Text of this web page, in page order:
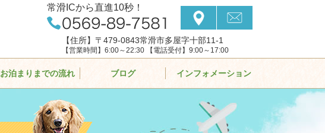
常滑ICから直進10秒！
【住所】〒479-0843常滑市多屋字十部11-1
【営業時間】6:00～22:30 【電話受付】9:00～17:00
お泊まりまでの流れ ブログ インフォメーション